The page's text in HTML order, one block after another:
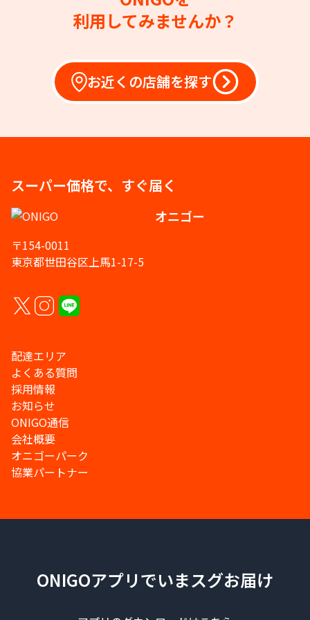
利用してみませんか？
お近くの店舗を探す
スーパー価格で、すぐ届く
オニゴー
〒154-0011
東京都世田谷区上馬1-17-5
配達エリア
よくある質問
採用情報
お知らせ
ONIGO通信
会社概要
オニゴーパーク
協業パートナー
ONIGOアプリでいまスグお届け